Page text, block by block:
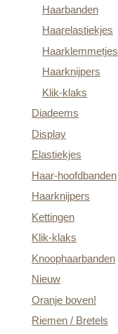
Haarbanden
Haarelastiekjes
Haarklemmetjes
Haarknijpers
Klik-klaks
Diadeems
Display
Elastiekjes
Haar-hoofdbanden
Haarknijpers
Kettingen
Klik-klaks
Knoophaarbanden
Nieuw
Oranje boven!
Riemen / Bretels